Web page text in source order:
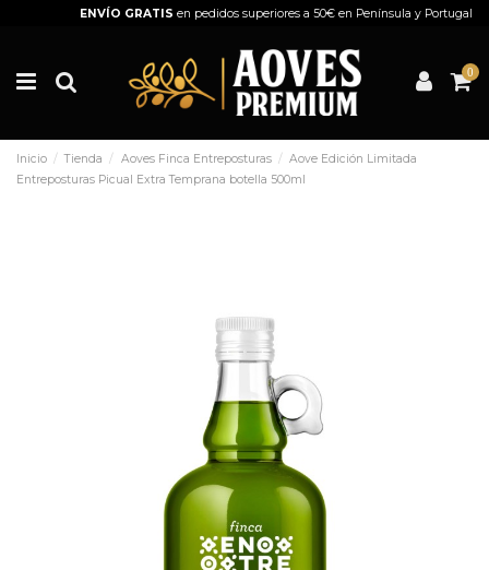
ENVÍO GRATIS en pedidos superiores a 50€ en Península y Portugal
0
Inicio Tienda Aoves Finca Entreposturas
Aove Edición Limitada
Entreposturas Picual Extra Temprana botella 500ml